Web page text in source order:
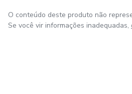
O conteúdo deste produto não
Se você vir informações inadequadas,